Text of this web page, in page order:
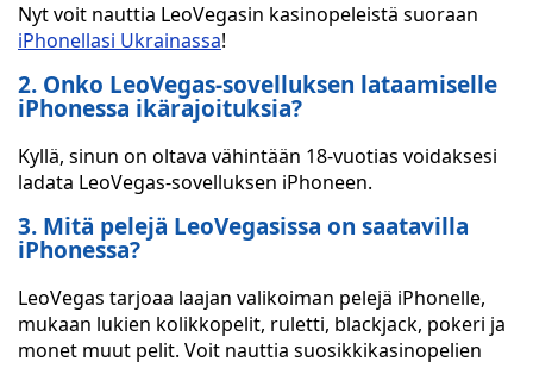
Nyt voit nauttia LeoVegasin kasinopeleistä suoraan
iPhonellasi Ukrainassa!
2. Onko LeoVegas-sovelluksen lataamiselle
iPhonessa ikärajoituksia?
Kyllä, sinun on oltava vähintään 18-vuotias voidaksesi
ladata LeoVegas-sovelluksen iPhoneen.
3. Mitä pelejä LeoVegasissa on saatavilla
iPhonessa?
LeoVegas tarjoaa laajan valikoiman pelejä iPhonelle,
mukaan lukien kolikkopelit, ruletti, blackjack, pokeri ja
monet muut pelit. Voit nauttia suosikkikasinopelien